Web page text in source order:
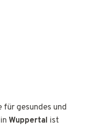
für gesundes und
Wuppertal ist